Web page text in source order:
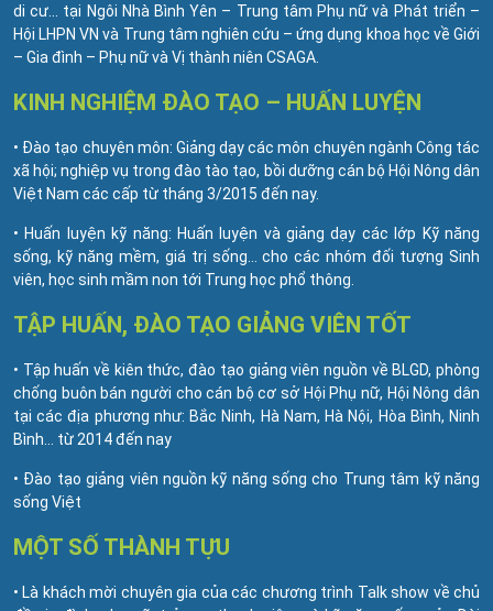
di cư… tại Ngôi Nhà Bình Yên – Trung tâm Phụ nữ và Phát triển –
Hội LHPN VN và Trung tâm nghiên cứu – ứng dụng khoa học về Giới
– Gia đình – Phụ nữ và Vị thành niên CSAGA.
KINH NGHIỆM ĐÀO TẠO – HUẤN LUYỆN
• Đào tạo chuyên môn: Giảng dạy các môn chuyên ngành Công tác
xã hội; nghiệp vụ trong đào tào tạo, bồi dưỡng cán bộ Hội Nông dân
Việt Nam các cấp từ tháng 3/2015 đến nay.
• Huấn luyện kỹ năng: Huấn luyện và giảng dạy các lớp Kỹ năng
sống, kỹ năng mềm, giá trị sống… cho các nhóm đối tượng Sinh
viên, học sinh mầm non tới Trung học phổ thông.
TẬP HUẤN, ĐÀO TẠO GIẢNG VIÊN TỐT
• Tập huấn về kiên thức, đào tạo giảng viên nguồn về BLGD, phòng
chống buôn bán người cho cán bộ cơ sở Hội Phụ nữ, Hội Nông dân
tại các địa phương như: Bắc Ninh, Hà Nam, Hà Nội, Hòa Bình, Ninh
Bình… từ 2014 đến nay
• Đào tạo giảng viên nguồn kỹ năng sống cho Trung tâm kỹ năng
sống Việt
MỘT SỐ THÀNH TỰU
• Là khách mời chuyên gia của các chương trình Talk show về chủ